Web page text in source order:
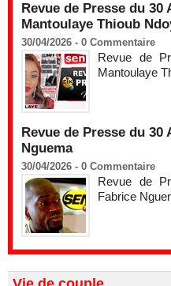
Revue de Presse du 30
Mantoulaye Thioub
30/04/2026 - 0 Commentaire
Revue de
Mantoulaye
Revue de Presse du 30
Nguema
30/04/2026 - 0 Commentaire
Revue de
Fabrice